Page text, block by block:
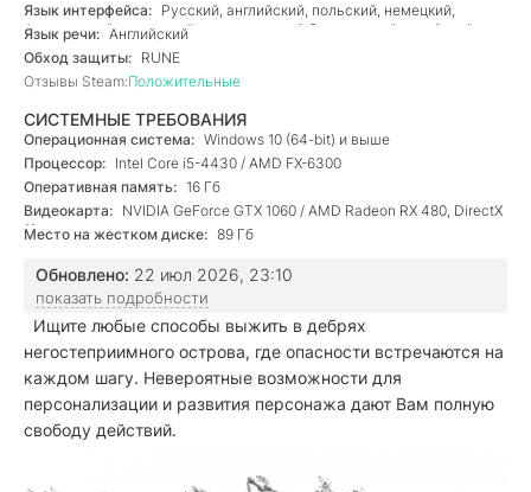
Язык интерфейса: Русский, английский, польский, немецкий,
французский, испанский, португальский бразильский, китайский
(оба), корейский, турецкий, японский, тайский
Язык речи: Английский
Обход защиты: RUNE
Отзывы Steam:Положительные
СИСТЕМНЫЕ ТРЕБОВАНИЯ
Операционная система: Windows 10 (64-bit) и выше
Процессор: Intel Core i5-4430 / AMD FX-6300
Оперативная память: 16 Гб
Видеокарта: NVIDIA GeForce GTX 1060 / AMD Radeon RX 480, DirectX
11
Место на жестком диске: 89 Гб
Обновлено: 22 июл 2026, 23:10
показать подробности
Ищите любые способы выжить в дебрях
негостеприимного острова, где опасности встречаются на
каждом шагу. Невероятные возможности для
персонализации и развития персонажа дают Вам полную
свободу действий.